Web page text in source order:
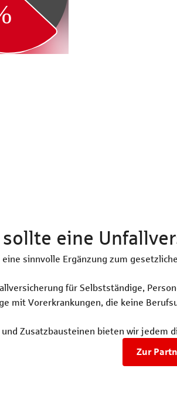
eine
sinnvolle Ergänzung zum
für Selbstständige,
mit Vorerkrankungen, die keine
Zusatzbausteinen bieten wir jedem
Zur